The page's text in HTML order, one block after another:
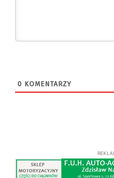
0 KOMENTARZY